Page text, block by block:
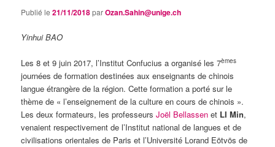
Publié le21/11/2018parOzan.Sahin@unige.ch
Yinhui BAO
Les 8 et 9 juin 2017, l’Institut Confucius a organisé les 7èmes
journées de formation destinées aux enseignants de chinois
langue étrangère de la région. Cette formation a porté sur le
thème de « l’enseignement de la culture en cours de chinois ».
Les deux formateurs, les professeursJoël Bellassenet LI Min,
venaient respectivement de l’Institut national de langues et de
civilisations orientales de Paris et l’Université Lorand Eötvös de